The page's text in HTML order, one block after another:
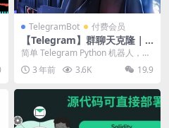
TelegramBot 付费会员
【Telegram】群聊天克隆｜
群复制 ｜Telegram 历史记录
简单 Telegram Python 机器人，可
自动将消息从一个聊天转发到另一
个...3 年前 3.6K 19.9